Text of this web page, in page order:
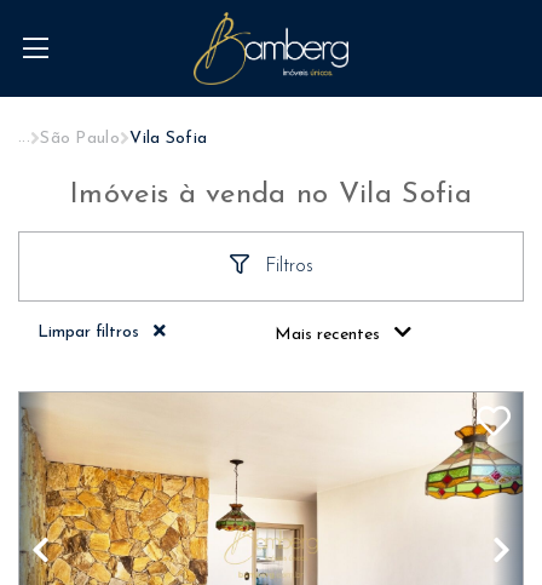
... São Paulo Vila Sofia
Imóveis à venda no Vila Sofia
Filtros
Limpar filtros Mais recentes